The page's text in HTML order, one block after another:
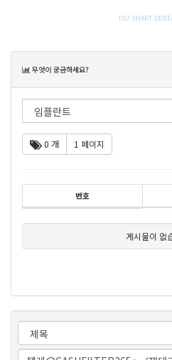
ISU SMART
무엇이 궁금하세요?목
0 개 1 페이지
번호
게시물이 없